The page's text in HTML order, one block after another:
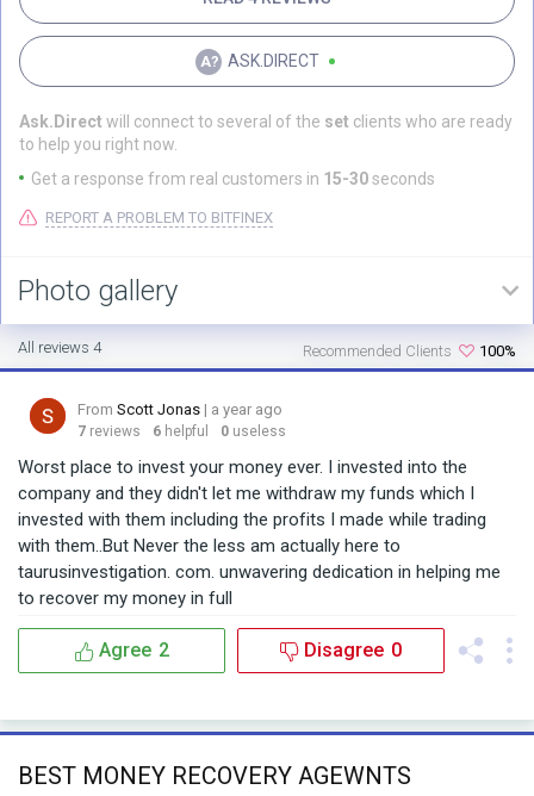
ASK.DIRECT
Ask.Direct will connect to several of the set clients who are ready
to help you right now.
Get a response from real customers in 15-30seconds
REPORT A PROBLEM TO BITFINEX
Photo gallery
All reviews 4 100%
Recommended Clients
From Scott Jonas | a year ago
7 reviews 6 helpful 0 useless
Worst place to invest your money ever. I invested into the
company and they didn't let me withdraw my funds which I
invested with them including the profits I made while trading
with them..But Never the less am actually here to
taurusinvestigation. com. unwavering dedication in helping me
to recover my money in full
Agree 2 Disagree 0
BEST MONEY RECOVERY AGEWNTS